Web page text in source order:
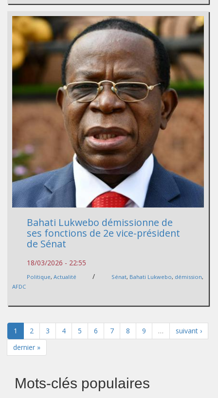
Bahati Lukwebo démissionne de
ses fonctions de 2e vice-président
de Sénat
18/03/2026 - 22:55
Politique, Actualité / Sénat, Bahati Lukwebo, démission,
AFDC
1 2 3 4 5 6 7 8 9 …
suivant ›
dernier »
Mots-clés populaires